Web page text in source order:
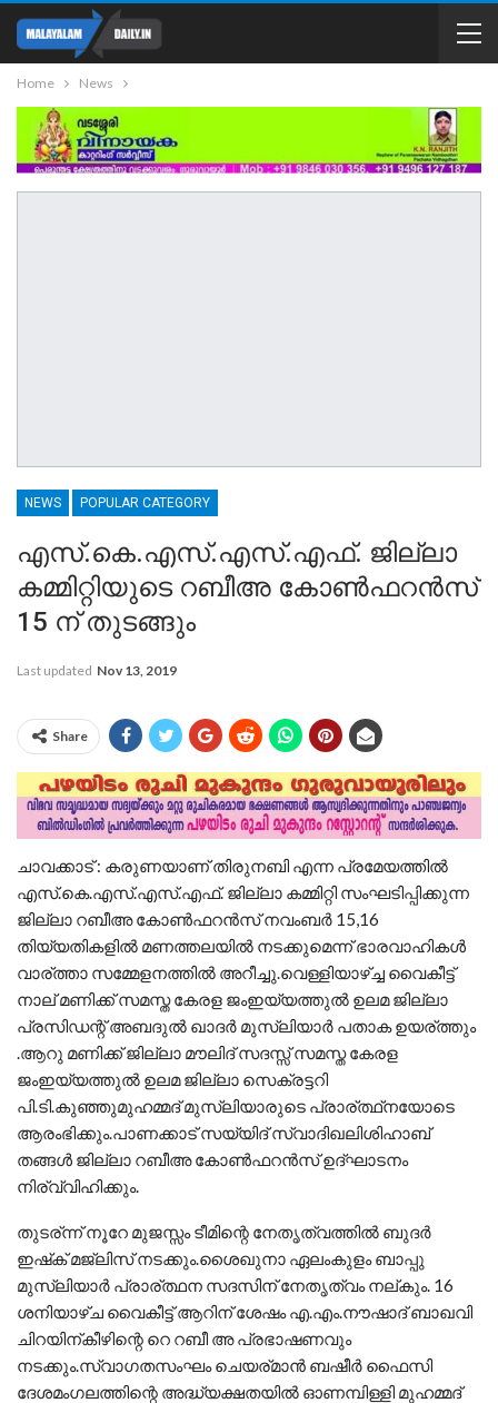
Home News
NEWS POPULAR CATEGORY
എസ്.കെ.എസ്.എസ്.എഫ്. ജില്ലാ
കമ്മിറ്റിയുടെ റബീഅ കോണ്‍ഫറന്‍സ്
15 ന് തുടങ്ങും
Last updated Nov 13, 2019
Share
ചാവക്കാട് : കരുണയാണ് തിരുനബി എന്ന പ്രമേയത്തില്‍
എസ്.കെ.എസ്.എസ്.എഫ്. ജില്ലാ കമ്മിറ്റി സംഘടിപ്പിക്കുന്ന
ജില്ലാ റബീഅ കോണ്‍ഫറന്‍സ് നവംബര്‍ 15,16
തിയ്യതികളില്‍ മണത്തലയില്‍ നടക്കുമെന്ന് ഭാരവാഹികള്‍
വാര്ത്താ സമ്മേളനത്തില്‍ അറീച്ചു.വെള്ളിയാഴ്ച്ച വൈകീട്ട്
നാല് മണിക്ക് സമസ്ത കേരള ജംഇയ്യത്തുല്‍ ഉലമ ജില്ലാ
പ്രസിഡന്റ് അബദുല്‍ ഖാദര്‍ മുസ്ലിയാര്‍ പതാക ഉയര്ത്തും
.ആറു മണിക്ക് ജില്ലാ മൗലിദ് സദസ്സ് സമസ്ത കേരള
ജംഇയ്യത്തുല്‍ ഉലമ ജില്ലാ സെക്രട്ടറി
പി.ടി.കുഞ്ഞുമുഹമ്മദ് മുസ്ലിയാരുടെ പ്രാര്ത്ഥ്നയോടെ
ആരംഭിക്കും.പാണക്കാട് സയ്യിദ് സ്വാദിഖലിശിഹാബ്
തങ്ങള്‍ ജില്ലാ റബീഅ കോണ്‍ഫറന്‍സ് ഉദ്ഘാടനം
നിര്വ്വിഹിക്കും.
തുടര്ന്ന് നൂറേ മുജസ്സം ടീമിന്റെ നേതൃത്വത്തില്‍ ബുദര്‍
ഇഷ്‌ക് മജ്‌ലിസ് നടക്കും.ശൈഖുനാ ഏലംകുളം ബാപ്പു
മുസ്ലിയാര്‍ പ്രാര്ത്ഥന സദസിന് നേതൃത്വം നല്കും. 16
ശനിയാഴ്ച വൈകീട്ട് ആറിന് ശേഷം എ.എം.നൗഷാദ് ബാഖവി
ചിറയിന്കീഴിന്റെ റെ റബീ അ പ്രഭാഷണവും
നടക്കും.സ്വാഗതസംഘം ചെയര്മാന്‍ ബഷീര്‍ ഫൈസി
ദേശമംഗലത്തിന്റെ അദ്ധ്യക്ഷതയില്‍ ഓണമ്പിള്ളി മുഹമ്മദ്